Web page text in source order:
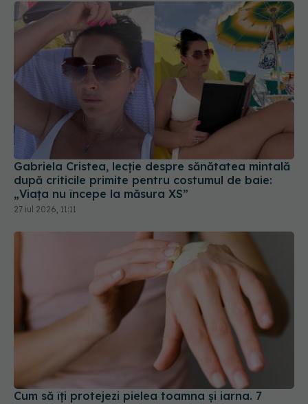
Gabriela Cristea, lecție despre sănătatea mintală
după criticile primite pentru costumul de baie:
„Viața nu începe la măsura XS”
27 iul 2026, 11:11
Cum să îți protejezi pielea toamna și iarna. 7
trucuri recomandate de dermatologi
22 sep 2025, 13:49